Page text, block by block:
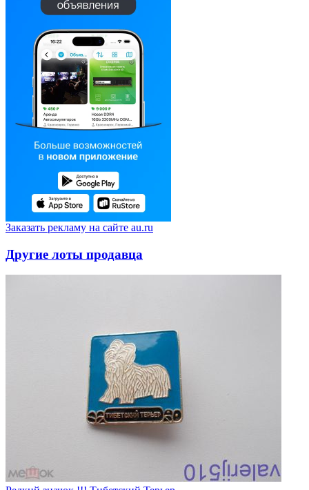
Заказать рекламу на сайте au.ru
Другие лоты продавца